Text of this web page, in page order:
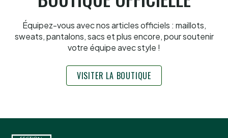
Équipez-vous avec nos articles officiels : maillots,
sweats, pantalons, sacs et plus encore, pour soutenir
votre équipe avec style !
VISITER LA BOUTIQUE